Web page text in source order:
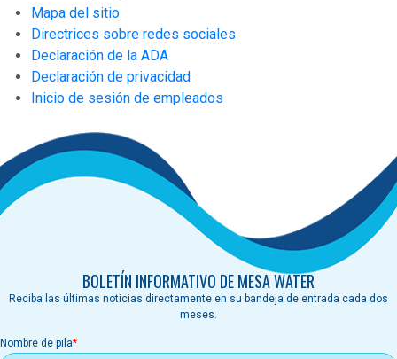
Mapa del sitio
Directrices sobre redes sociales
Declaración de la ADA
Declaración de privacidad
Inicio de sesión de empleados
BOLETÍN INFORMATIVO DE MESA WATER
Reciba las últimas noticias directamente en su bandeja de entrada cada dos
meses.
Nombre de pila